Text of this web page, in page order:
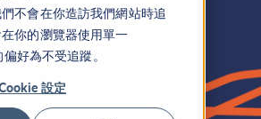
不會在你造訪我們網站時追
你的瀏覽器使用單一
好為不受追蹤。
設定